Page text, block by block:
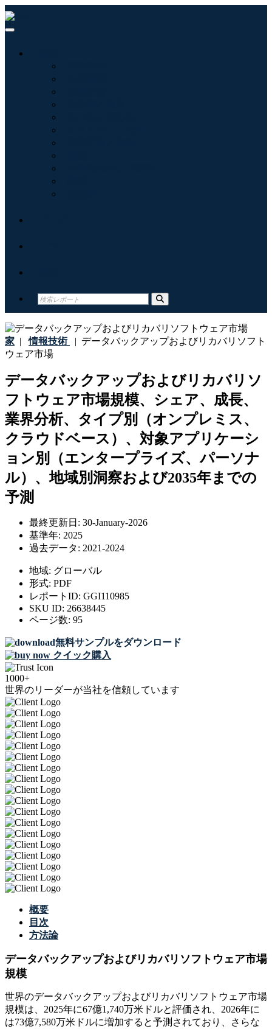
家 | 情報技術 | データバックアップおよびリカバリソフト
ウェア市場
データバックアップおよびリカバリソ
フトウェア市場規模、シェア、成長、
業界分析、タイプ別（オンプレミス、
クラウドベース）、対象アプリケーシ
ョン別（エンタープライズ、パーソナ
ル）、地域別洞察および2035年までの
予測
最終更新日: 30-January-2026
基準年: 2025
過去データ: 2021-2024
地域: グローバル
形式: PDF
レポートID: GGI110985
SKU ID: 26638445
ページ数: 95
無料サンプルをダウンロード
クイック購入
1000+
世界のリーダーが当社を信頼しています
概要
目次
方法論
データバックアップおよびリカバリソフトウェア市場
規模
世界のデータバックアップおよびリカバリソフトウェア市場
規模は、2025年に67億1,740万米ドルと評価され、2026年に
は73億7,580万米ドルに増加すると予測されており、さらな